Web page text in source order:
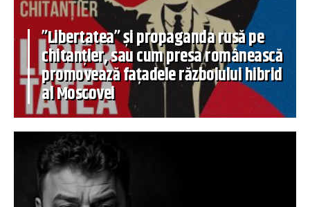
”Libertatea” și propaganda rusă pe
chitanțier, sau cum presa românească
promovează fațadele războiului hibrid
al Moscovei